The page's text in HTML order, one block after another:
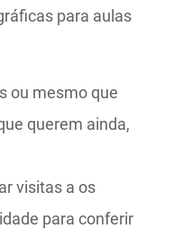
para aulas
ou mesmo que
querem ainda,
visitas a os
para conferir